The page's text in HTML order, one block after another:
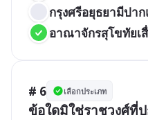
กรุงศรีอยุธยามีปา
อาณาจักรสุโขทัยเ
# 6 เลือกประเภท
ข้อใดมิใช่ราชวงศ์ที่